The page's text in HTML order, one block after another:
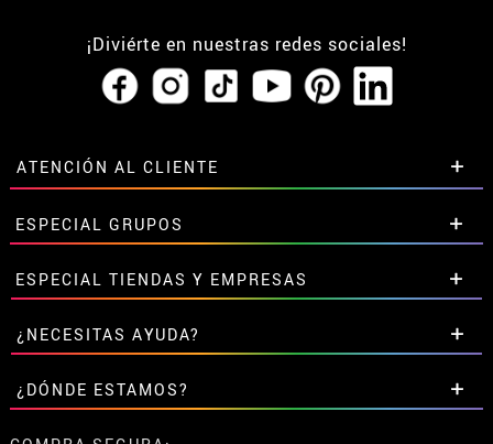
¡Diviérte en nuestras redes sociales!
ATENCIÓN AL CLIENTE
• Horario tienda IBI
•Descuento estudiantes
• Sobre nosotros
• Condiciones de venta
• Aviso legal yPrivacidad
• Atencion al cliente
• Uso de Cookies
•Configuración de cookies
ESPECIAL GRUPOS
Descuentos especiales para grupos.
Contáctanos aquí
ESPECIAL TIENDAS Y EMPRESAS
Descuentos exclusivos para tiendas y empresas.
Contáctanos aquí
¿NECESITAS AYUDA?
Aún no he hecho mi pedido
Ya he realizado mi pedido
¿DÓNDE ESTAMOS?